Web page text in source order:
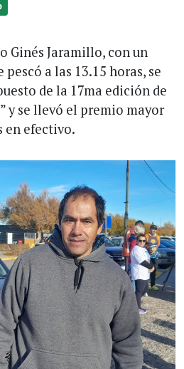
Ginés Jaramillo, con un
a las 13.15 horas, se
de la 17ma edición de
y se llevó el premio mayor
en efectivo.